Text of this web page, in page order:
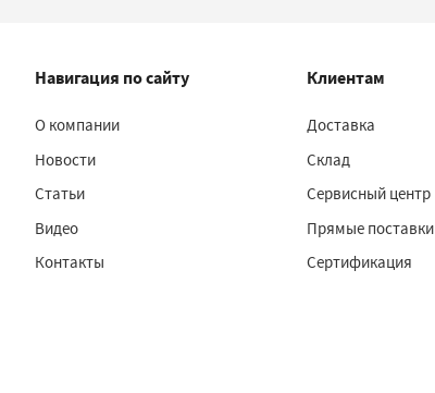
Навигация по сайту
О компании
Новости
Статьи
Видео
Контакты
Клиентам
Доставка
Склад
Сервисный центр
Прямые поставки
Сертификация